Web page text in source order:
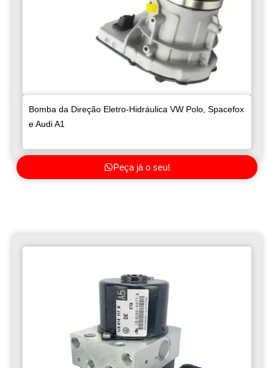
Bomba da Direção Eletro-Hidráulica VW Polo, Spacefox
e Audi A1
Peça já o seu!